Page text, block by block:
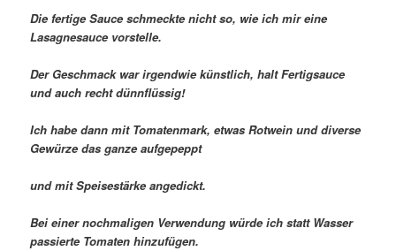
Die fertige Sauce schmeckte nicht so, wie ich mir eine
Lasagnesauce vorstelle.
Der Geschmack war irgendwie künstlich, halt Fertigsauce
und auch recht dünnflüssig!
Ich habe dann mit Tomatenmark, etwas Rotwein und diverse
Gewürze das ganze aufgepeppt
und mit Speisestärke angedickt.
Bei einer nochmaligen Verwendung würde ich statt Wasser
passierte Tomaten hinzufügen.